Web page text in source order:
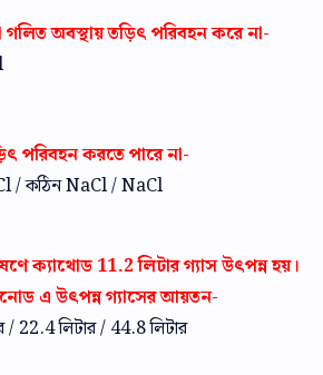
গলিত অবস্থায় তড়িৎ পরিবহন করে না-
পরিবহন করতে পারে না-
/ কঠিন NaCl / NaCl
ক্যাথোড 11.2 লিটার গ্যাস উৎপন্ন হয়।
এ উৎপন্ন গ্যাসের আয়তন-
/ 22.4 লিটার / 44.8 লিটার